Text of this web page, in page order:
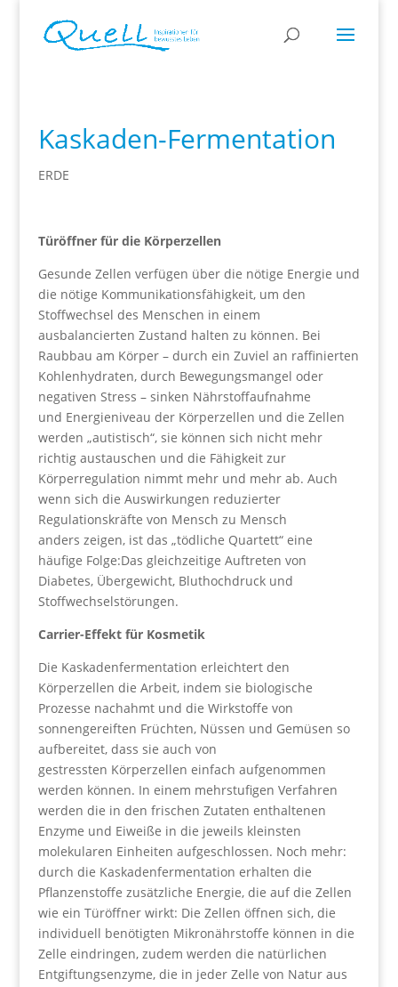
Kaskaden-Fermentation
ERDE
Türöffner für die Körperzellen
Gesunde Zellen verfügen über die nötige Energie und
die nötige Kommunikationsfähigkeit, um den
Stoffwechsel des Menschen in einem
ausbalancierten Zustand halten zu können. Bei
Raubbau am Körper – durch ein Zuviel an raffinierten
Kohlenhydraten, durch Bewegungsmangel oder
negativen Stress – sinken Nährstoffaufnahme
und Energieniveau der Körperzellen und die Zellen
werden „autistisch“, sie können sich nicht mehr
richtig austauschen und die Fähigkeit zur
Körperregulation nimmt mehr und mehr ab. Auch
wenn sich die Auswirkungen reduzierter
Regulationskräfte von Mensch zu Mensch
anders zeigen, ist das „tödliche Quartett“ eine
häufige Folge:Das gleichzeitige Auftreten von
Diabetes, Übergewicht, Bluthochdruck und
Stoffwechselstörungen.
Carrier-Effekt für Kosmetik
Die Kaskadenfermentation erleichtert den
Körperzellen die Arbeit, indem sie biologische
Prozesse nachahmt und die Wirkstoffe von
sonnengereiften Früchten, Nüssen und Gemüsen so
aufbereitet, dass sie auch von
gestressten Körperzellen einfach aufgenommen
werden können. In einem mehrstufigen Verfahren
werden die in den frischen Zutaten enthaltenen
Enzyme und Eiweiße in die jeweils kleinsten
molekularen Einheiten aufgeschlossen. Noch mehr:
durch die Kaskadenfermentation erhalten die
Pflanzenstoffe zusätzliche Energie, die auf die Zellen
wie ein Türöffner wirkt: Die Zellen öffnen sich, die
individuell benötigten Mikronährstoffe können in die
Zelle eindringen, zudem werden die natürlichen
Entgiftungsenzyme, die in jeder Zelle von Natur aus